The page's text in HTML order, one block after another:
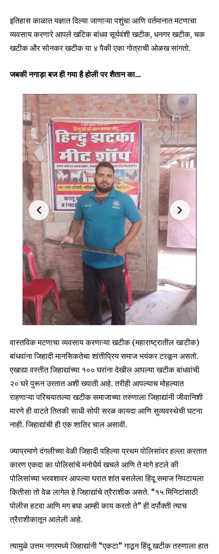
इतिहास काळात यज्ञात दिल्या जाणाऱ्या पशुंचा आणि वर्तमानात मटणाचा
व्यवसाय करणारे आपले खटिक बांधव सूर्यवंशी खटीक, धनगर खटीक, चक
खटीक और सोनकर खटीक या ४ पैकी एका गोत्राची ओळख सांगतो.
जबकी नगाड़ा बज ही गया है होली पर शैतान का…
वास्तविक मटणाचा व्यवसाय करणाऱ्या खटीक (महाराष्ट्रातील खाटीक)
बांधवांना जिहादी मानसिकतेचा शांतीप्रिय समाज भयंकर टरकून असतो.
एखाद्या वस्तीत जिहाद्यांच्या १०० घरांना देखील आपल्या खटीक बांधवांची
२० घरे पुरून उरतात अशी ख्याती आहे. तरीही आपल्याच मोहल्यात
राहणाऱ्या परिचयातल्या खटीक समाजाच्या तरुणाला जिहाद्यांनी जीवानिशी
मारणे ही वाटते तितकी साधी सोपी सरळ कायदा आणि सुव्यवस्थेची घटना
नाही. जिहाद्यांची ही एक शातिर चाल असावी.
ज्याप्रमाणे दंगलीच्या वेळी जिहादी पहिल्या प्रथम पोलिसांवर हल्ला करतात
कारण एकदा का पोलिसांचे मनोधैर्य खचले आणि ते मागे हटले की
पोलिसांच्या भरवशावर आपल्या घरात शांत बसलेला हिंदू समाज निपटायला
कितीसा तो वेळ लागेल हे जिहाद्यांचे त्रैराशीक असते. “१५ मिनिटांसाठी
पोलीस हटवा आणि मग बघा आम्ही काय करतो ते” ही दर्पोक्ती त्याच
त्रैराशीकातून आलेली आहे.
त्यामुळे उत्तम नगरमध्ये जिहाद्यांनी “एकटा” गाठून हिंदू खटीक तरुणाला हात